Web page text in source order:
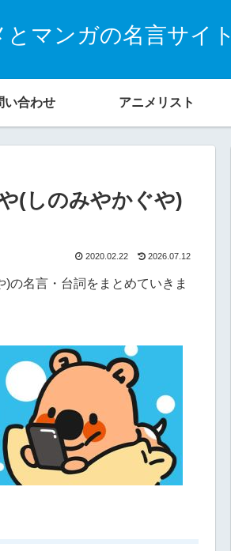
とマンガの名言サイト
い合わせ アニメリスト
(しのみやかぐや)
2020.02.22 2026.07.12
の名言・台詞をまとめていきま